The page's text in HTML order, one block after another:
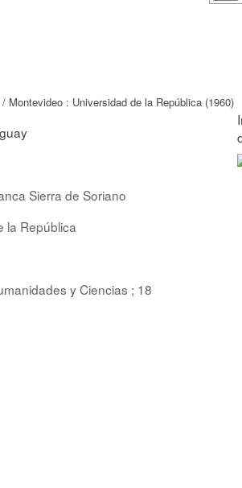
/ Montevideo : Universidad de la República (1960)
Sierra de Soriano
la República
y Ciencias ; 18